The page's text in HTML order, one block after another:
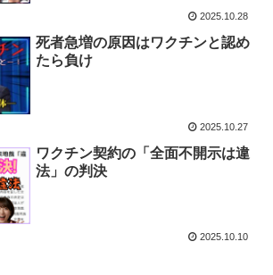
2025.10.28
死者急増の原因はワクチンと認め
たら負け
2025.10.27
ワクチン契約の「全面不開示は違
法」の判決
2025.10.10